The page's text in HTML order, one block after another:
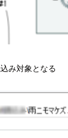
み対象となる